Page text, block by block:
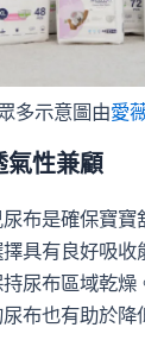
多示意圖由愛
氣性兼顧
布是確保寶寶
具有良好吸收
尿布區域乾燥
布也有助於降